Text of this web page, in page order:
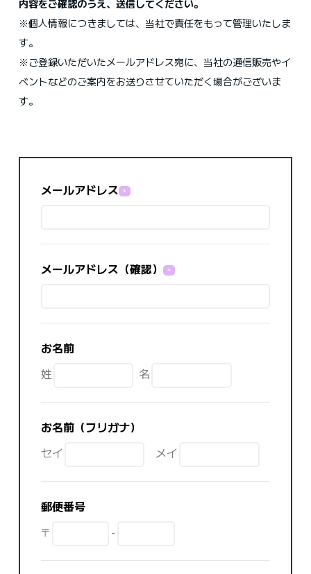
内容をご確認のうえ、送信してください。
※個人情報につきましては、当社で責任をもって管理いたしま
す。
※ご登録いただいたメールアドレス宛に、当社の通信販売やイ
ベントなどのご案内をお送りさせていただく場合がございま
す。
メールアドレス ＊
メールアドレス（確認） ＊
お名前
姓
名
お名前（フリガナ）
セイ
メイ
郵便番号
〒
-